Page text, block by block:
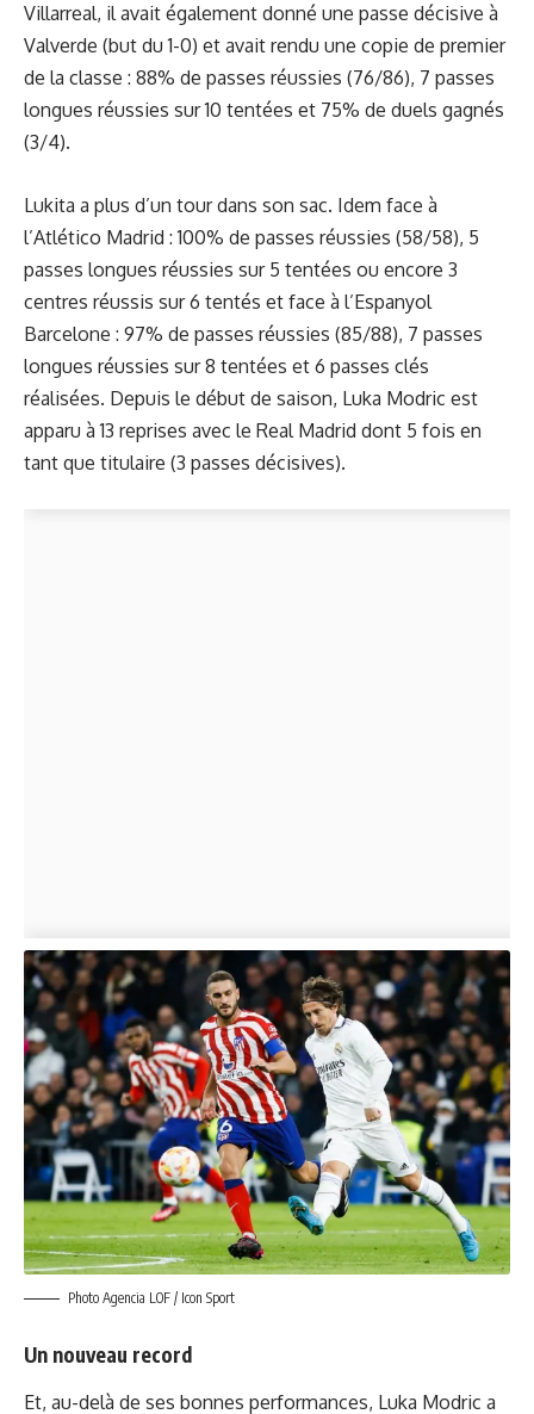
Villarreal, il avait également donné une passe décisive à
Valverde (but du 1-0) et avait rendu une copie de premier
de la classe : 88% de passes réussies (76/86), 7 passes
longues réussies sur 10 tentées et 75% de duels gagnés
(3/4).
Lukita a plus d’un tour dans son sac. Idem face à
l’Atlético Madrid : 100% de passes réussies (58/58), 5
passes longues réussies sur 5 tentées ou encore 3
centres réussis sur 6 tentés et face à l’Espanyol
Barcelone : 97% de passes réussies (85/88), 7 passes
longues réussies sur 8 tentées et 6 passes clés
réalisées. Depuis le début de saison, Luka Modric est
apparu à 13 reprises avec le Real Madrid dont 5 fois en
tant que titulaire (3 passes décisives).
Photo Agencia LOF / Icon Sport
Un nouveau record
Et, au-delà de ses bonnes performances, Luka Modric a